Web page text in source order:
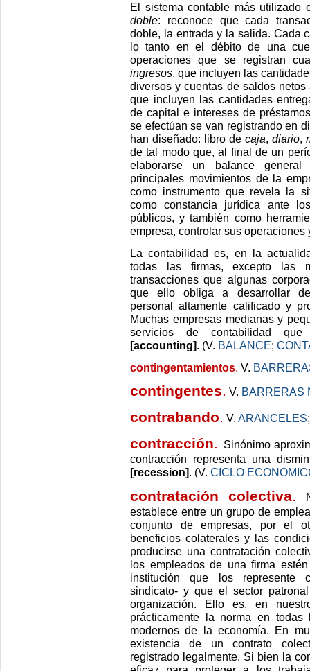
El sistema contable más
doble: reconoce que cada
doble, la entrada y la salida. Cada
lo tanto en el débito de una
operaciones que se registran
ingresos, que incluyen las
diversos y cuentas de saldos
que incluyen las cantidades
de capital e intereses de
se efectúan se van registrando en
han diseñado: libro de caja, diario,
de tal modo que, al final de un
elaborarse un balance
principales movimientos de la
como instrumento que revela la
como constancia jurídica ante
públicos, y también como
empresa, controlar sus
La contabilidad es, en la
todas las firmas, excepto las
transacciones que algunas
que ello obliga a desarrollar
personal altamente calificado y
Muchas empresas medianas y
servicios de contabilidad que
[accounting]. (V. BALANCE;
contingentamientos. V.
contingentes. V. BARRERAS
contrabando. V. ARANCELES
contracción.
Sinónimo
contracción representa una
[recession]. (V. CICLO
contratación colectiva.
establece entre un grupo de
conjunto de empresas, por el
beneficios colaterales y las
producirse una contratación
los empleados de una firma
institución que los represente
sindicato- y que el sector
organización. Ello es, en
prácticamente la norma en
modernos de la economía. En
existencia de un contrato
registrado legalmente. Si bien la